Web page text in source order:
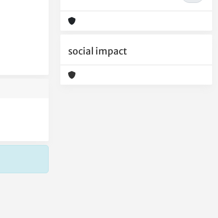
social impact